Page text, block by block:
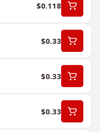
$0.118
$0.33
$0.33
$0.33